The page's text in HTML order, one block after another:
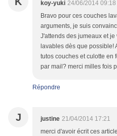
koy-yuki 24/06/2014 09:18
Bravo pour ces couches
arguments, je suis
J'attends des jumeaux et
lavables dès que possible!
tutos couches et culotte en
par mail? merci milles fois
Répondre
J justine 21/04/2014 17:21
merci d'avoir écrit ces